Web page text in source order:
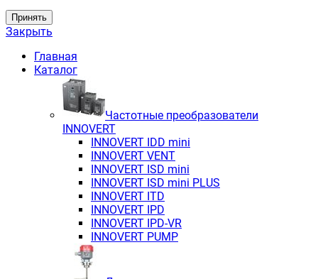
Принять
Закрыть
Главная
Каталог
Частотные преобразователи
INNOVERT
INNOVERT IDD mini
INNOVERT VENT
INNOVERT ISD mini
INNOVERT ISD mini PLUS
INNOVERT ITD
INNOVERT IРD
INNOVERT IРD-VR
INNOVERT PUMP